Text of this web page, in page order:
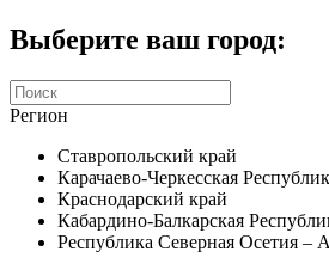
Выберите ваш город:
Регион
Ставропольский край
Карачаево-Черкесская
Краснодарский край
Кабардино-Балкарская
Республика Северная Осетия –